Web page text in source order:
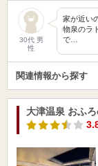
30代 男
性
家が近い
物泉のラ
で…
関連情報から探す
大津温泉 おふ